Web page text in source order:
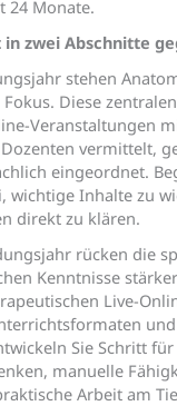
24 Monate.
in zwei Abschnitte
stehen
Diese
Veranstaltungen
vermittelt,
eingeordnet.
wichtige Inhalte zu
direkt zu klären.
rücken die
Kenntnisse
Live-
Sie Schritt
manuelle
Arbeit am